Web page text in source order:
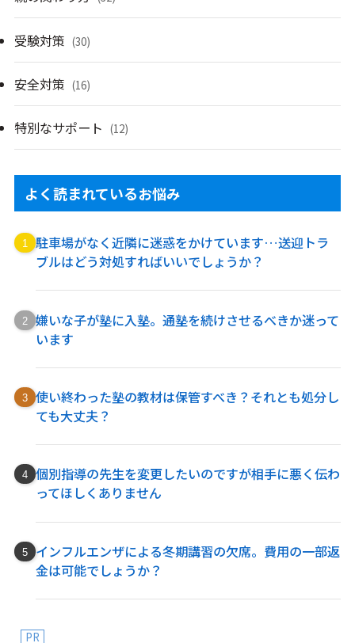
受験対策 (30)
安全対策 (16)
特別なサポート (12)
よく読まれているお悩み
駐車場がなく近隣に迷惑をかけています…送迎トラ
ブルはどう対処すればいいでしょうか？
嫌いな子が塾に入塾。通塾を続けさせるべきか迷って
います
使い終わった塾の教材は保管すべき？それとも処分し
ても大丈夫？
個別指導の先生を変更したいのですが相手に悪く伝わ
ってほしくありません
インフルエンザによる冬期講習の欠席。費用の一部返
金は可能でしょうか？
PR